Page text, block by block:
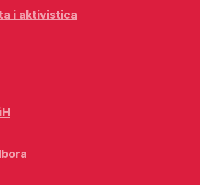
i aktivistica